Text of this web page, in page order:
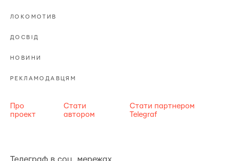
ЛОКОМОТИВ
ДОСВІД
НОВИНИ
РЕКЛАМОДАВЦЯМ
Про
проект
Стати
автором
Стати партнером
Telegraf